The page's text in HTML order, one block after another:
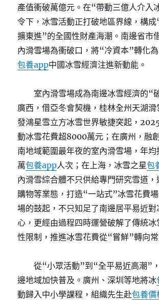
產值衝破萬億元。在“帶動三億人介入
令下，冰雪活動正打破地區界線，構
擴東進”的全國性財產海潮。南邊省市
內滑雪場為衝破口，將“冷資本”轉化
包養app中國冰雪經濟注進新動能。
室內滑雪場成為南邊冰雪經濟的“
廣西，借亞冬會契機，桂林全州天湖
發鴻星雪立方冰雪世界敏捷突起，
動冰雪花費超8000萬元；在廣州，融
南地域範圍最年夜的室內滑雪場，年均
萬包養app人次；在上海，冰雪之星包
內滑雪綜合體不只供給專門研究雪道，
購物等業態，打造“一站式”冰雪花費
場的鼓起，不只知足了南邊居平易近
心，更經由過程四時運營破解了傳統
性限制，推進冰雪花費從“嘗鮮”轉向常
從“小眾活動”到“全平易近高潮”
邊地域加快普及。廣州、深圳等地將冰
動歸入中小學課程，組織先生赴包養價